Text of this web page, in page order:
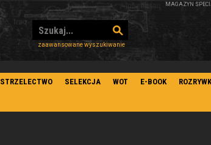
zaawansowane wyszukiwanie
MAGAZYN
STRZELECTWO SELEKCJA WOT E-BOOK